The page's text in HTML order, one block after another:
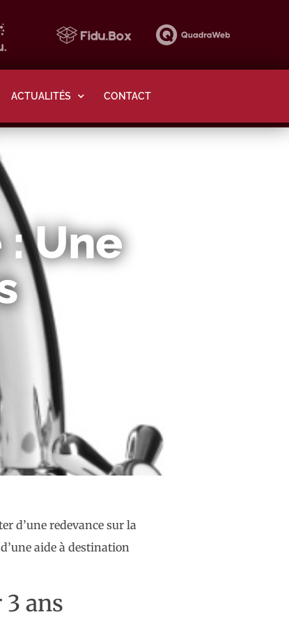
ACTUALITÉS CONTACT
: Une
d’une redevance sur la
aide à destination
ans